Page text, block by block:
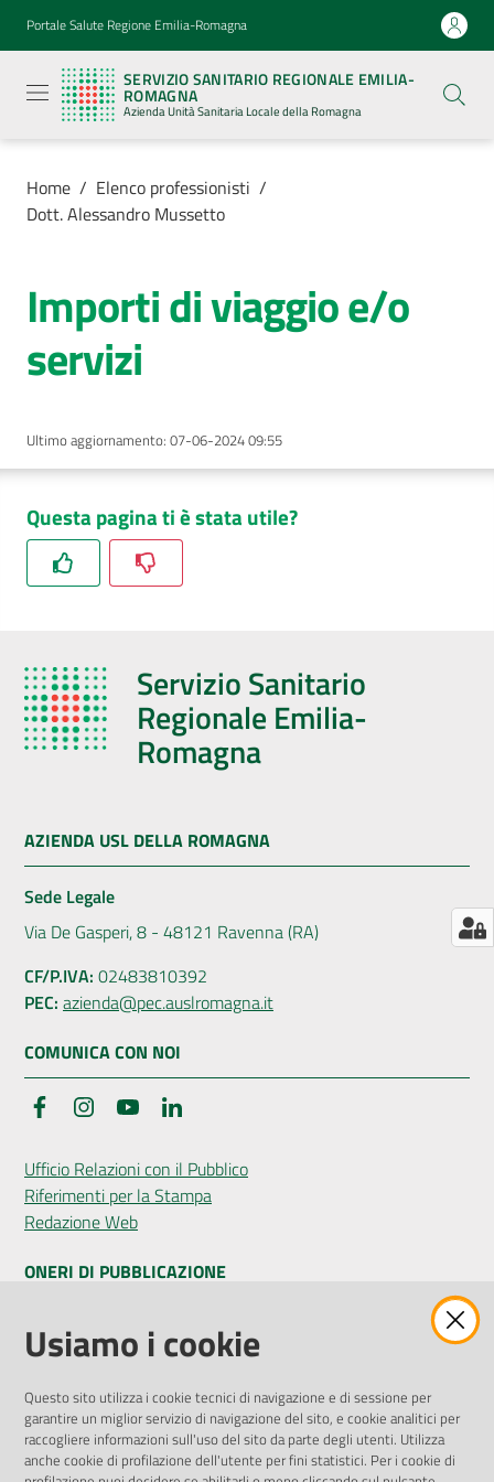
Vai al contenuto
Vai alla navigazione
Vai al footer
Portale Salute Regione Emilia-Romagna
SERVIZIO SANITARIO REGIONALE EMILIA-
ROMAGNA
Azienda Unità Sanitaria Locale della Romagna
Sanitario
Regionale
Emilia-
Romagna
Azienda
Sanitaria
Locale della
Romagna
Azienda
Servizi
di
cura
AUSL
Comunica
Carta
Dedicato
a...
Bandi
Concorsi
Seguici
su
Home / Elenco professionisti /
Dott. Alessandro Mussetto
Importi di viaggio e/o
servizi
Ultimo aggiornamento: 07-06-2024 09:55
Questa pagina ti è stata utile?
Servizio Sanitario
Regionale Emilia-
Romagna
AZIENDA USL DELLA ROMAGNA
Sede Legale
Via De Gasperi, 8 - 48121 Ravenna (RA)
CF/P.IVA: 02483810392
PEC: azienda@pec.auslromagna.it
COMUNICA CON NOI
FacebookInstagramYouTube
Ufficio Relazioni con il Pubblico
Riferimenti per la Stampa
Redazione Web
ONERI DI PUBBLICAZIONE
Amministrazione Trasparente
Pubblicità legale
Privacy Policy
Attuazione Misure PNRR
Liste di Attesa
Usiamo i cookie
Questo sito utilizza i cookie tecnici di navigazione e di sessione per
garantire un miglior servizio di navigazione del sito, e cookie analitici per
raccogliere informazioni sull'uso del sito da parte degli utenti. Utilizza
anche cookie di profilazione dell'utente per fini statistici. Per i cookie di